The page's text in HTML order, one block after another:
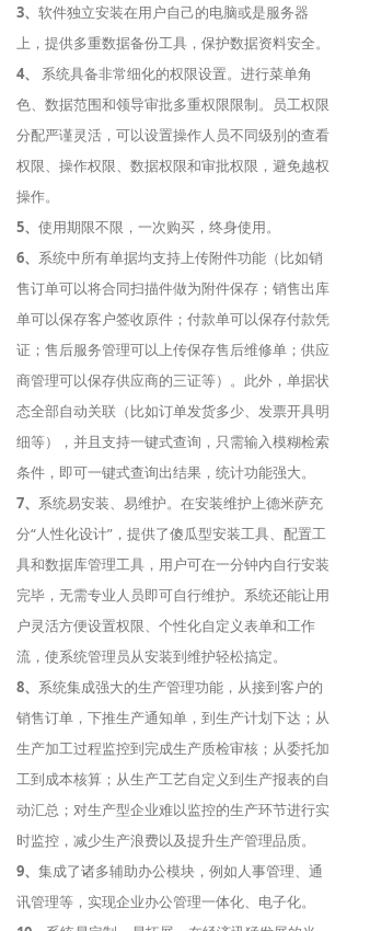
3、 软件独立安装在用户自己的电脑或是服务器
上，提供多重数据备份工具，保护数据资料安全。
4、
系统具备非常细化的权限设置。进行菜单角
色、数据范围和领导审批多重权限限制。员工权限
分配严谨灵活，可以设置操作人员不同级别的查看
权限、操作权限、数据权限和审批权限，避免越权
操作。
5、 使用期限不限，一次购买，终身使用。
6、 系统中所有单据均支持上传附件功能（比如销
售订单可以将合同扫描件做为附件保存；销售出库
单可以保存客户签收原件；付款单可以保存付款凭
证；售后服务管理可以上传保存售后维修单；供应
商管理可以保存供应商的三证等）。此外，单据状
态全部自动关联（比如订单发货多少、发票开具明
细等），并且支持一键式查询，只需输入模糊检索
条件，即可一键式查询出结果，统计功能强大。
7、 系统易安装、易维护。在安装维护上德米萨充
分“人性化设计”，提供了傻瓜型安装工具、配置工
具和数据库管理工具，用户可在一分钟内自行安装
完毕，无需专业人员即可自行维护。系统还能让用
户灵活方便设置权限、个性化自定义表单和工作
流，使系统管理员从安装到维护轻松搞定。
8、 系统集成强大的生产管理功能，从接到客户的
销售订单，下推生产通知单，到生产计划下达；从
生产加工过程监控到完成生产质检审核；从委托加
工到成本核算；从生产工艺自定义到生产报表的自
动汇总；对生产型企业难以监控的生产环节进行实
时监控，减少生产浪费以及提升生产管理品质。
9、 集成了诸多辅助办公模块，例如人事管理、通
讯管理等，实现企业办公管理一体化、电子化。